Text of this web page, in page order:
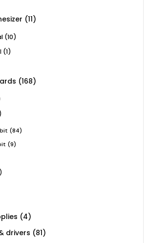
1111
1010
11
168168
8484
99
44
products
drivers 8181